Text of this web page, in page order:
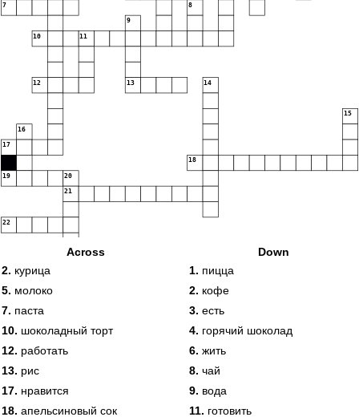
7 8
9
10 11
12 13 14
15
16
17
18
19 20
21
22
Across
2. курица
5. молоко
7. паста
10. шоколадный торт
12. работать
13. рис
17. нравится
18. апельсиновый сок
Down
1. пицца
2. кофе
3. есть
4. горячий шоколад
6. жить
8. чай
9. вода
11. готовить